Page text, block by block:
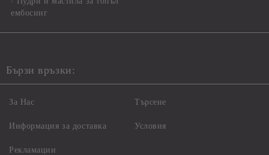
ембосинг
Бързи връзки:
За Нас
Информация за доставка
Рекламации
Търсене
Условия